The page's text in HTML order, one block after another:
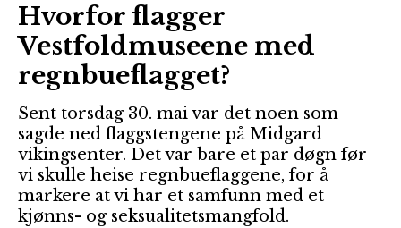
Hvorfor flagger
Vestfoldmuseene med
regnbueflagget?
Sent torsdag 30. mai var det noen som
sagde ned flaggstengene på Midgard
vikingsenter. Det var bare et par døgn før
vi skulle heise regnbueflaggene, for å
markere at vi har et samfunn med et
kjønns- og seksualitetsmangfold.